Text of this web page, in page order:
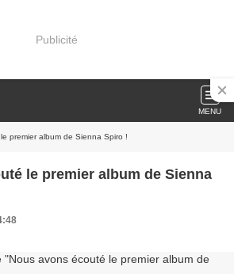
Publicité
MENU
premier album de Sienna Spiro !
le premier album de Sienna